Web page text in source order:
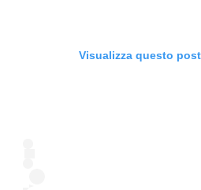
Visualizza questo